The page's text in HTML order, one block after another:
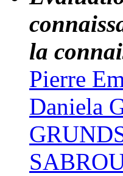
la
Pierre
Daniela